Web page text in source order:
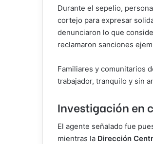
Durante el sepelio,
cortejo para expresar
denunciaron lo que
reclamaron sanciones
Familiares y comunitarios
trabajador, tranquilo y sin
Investigación en
El agente señalado fue
mientras la Dirección